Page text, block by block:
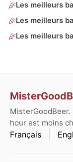
Les meilleurs
Les meilleurs
Les meilleurs
hour est moins
Français